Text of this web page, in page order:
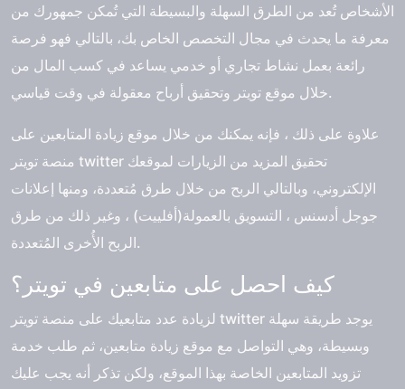
الأشخاص تُعد من الطرق السهلة والبسيطة التي تُمكن جمهورك من
معرفة ما يحدث في مجال التخصص الخاص بك، بالتالي فهو فرصة
رائعة بعمل نشاط تجاري أو خدمي يساعد في كسب المال من
خلال موقع تويتر وتحقيق أرباح معقولة في وقت قياسي.
علاوة على ذلك ، فإنه يمكنك من خلال موقع زيادة المتابعين على
منصة تويتر twitter تحقيق المزيد من الزيارات لموقعك
الإلكتروني، وبالتالي الربح من خلال طرق مُتعددة، ومنها إعلانات
جوجل أدسنس ، التسويق بالعمولة(أفلييت) ، وغير ذلك من طرق
الربح الأُخرى المُتعددة.
كيف احصل على متابعين في تويتر؟
لزيادة عدد متابعيك على منصة تويتر twitter يوجد طريقة سهلة
وبسيطة، وهي التواصل مع موقع زيادة متابعين، ثم طلب خدمة
تزويد المتابعين الخاصة بهذا الموقع، ولكن تذكر أنه يجب عليك